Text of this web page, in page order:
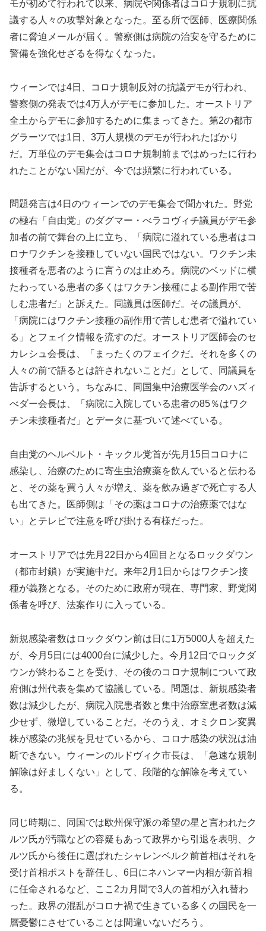
モが初めて行われて以来、病院や関係者はコロナ規制に抗
議する人々の攻撃対象となった。至る所で医師、医療関係
者に脅迫メールが届く。警察側は病院の治安を守るために
警備を強化せざるを得なくなった。
ウィーンでは4日、コロナ規制反対の抗議デモが行われ、
警察側の発表では4万人がデモに参加した。オーストリア
全土からデモに参加するために集まってきた。第2の都市
グラーツでは1日、3万人規模のデモが行われたばかり
だ。万単位のデモ集会はコロナ規制前まではめったに行わ
れたことがない国だが、今では頻繁に行われている。
問題発言は4日のウィーンでのデモ集会で聞かれた。野党
の極右「自由党」のダグマー・べラコヴィチ議員がデモ参
加者の前で舞台の上に立ち、「病院に溢れている患者はコ
ロナワクチンを接種していない国民ではない。ワクチン未
接種者を悪者のように言うのは止めろ。病院のベッドに横
たわっている患者の多くはワクチン接種による副作用で苦
しむ患者だ」と訴えた。同議員は医師だ。その議員が、
「病院にはワクチン接種の副作用で苦しむ患者で溢れてい
る」とフェイク情報を流すのだ。オーストリア医師会のセ
カレシュ会長は、「まったくのフェイクだ。それを多くの
人々の前で語るとは許されないことだ」として、同議員を
告訴するという。ちなみに、同国集中治療医学会のハズィ
べダー会長は、「病院に入院している患者の85％はワク
チン未接種者だ」とデータに基づいて述べている。
自由党のヘルベルト・キックル党首が先月15日コロナに
感染し、治療のために寄生虫治療薬を飲んでいると伝わる
と、その薬を買う人々が増え、薬を飲み過ぎで死亡する人
も出てきた。医師側は「その薬はコロナの治療薬ではな
い」とテレビで注意を呼び掛ける有様だった。
オーストリアでは先月22日から4回目となるロックダウン
（都市封鎖）が実施中だ。来年2月1日からはワクチン接
種が義務となる。そのために政府が現在、専門家、野党関
係者を呼び、法案作りに入っている。
新規感染者数はロックダウン前は日に1万5000人を超えた
が、今月5日には4000台に減少した。今月12日でロックダ
ウンが終わることを受け、その後のコロナ規制について政
府側は州代表を集めて協議している。問題は、新規感染者
数は減少したが、病院入院患者数と集中治療室患者数は減
少せず、微増していることだ。そのうえ、オミクロン変異
株が感染の兆候を見せているから、コロナ感染の状況は油
断できない。ウィーンのルドヴィク市長は、「急速な規制
解除は好ましくない」として、段階的な解除を考えてい
る。
同じ時期に、同国では欧州保守派の希望の星と言われたク
ルツ氏が汚職などの容疑もあって政界から引退を表明、ク
ルツ氏から後任に選ばれたシャレンベルク前首相はそれを
受け首相ポストを辞任し、6日にネハンマー内相が新首相
に任命されるなど、ここ2カ月間で3人の首相が入れ替わ
った。政界の混乱がコロナ禍で生きている多くの国民を一
層憂鬱にさせていることは間違いないだろう。